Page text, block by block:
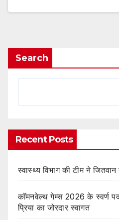
Search
Recent Posts
स्वास्थ्य विभाग की टीम ने जितवान
कॉमनवेल्थ गेम्स 2026 के स्वर्ण
प्रिया का जोरदार स्वागत